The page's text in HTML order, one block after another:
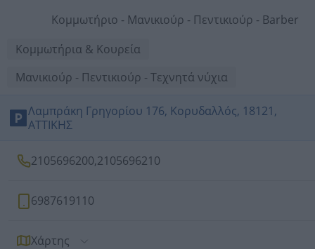
Κομμωτήριο - Μανικιούρ - Πεντικιούρ - Barber
Κομμωτήρια & Κουρεία
Μανικιούρ - Πεντικιούρ - Τεχνητά νύχια
Λαμπράκη Γρηγορίου 176, Κορυδαλλός, 18121,
ΑΤΤΙΚΗΣ
2105696200,2105696210
6987619110
Χάρτης